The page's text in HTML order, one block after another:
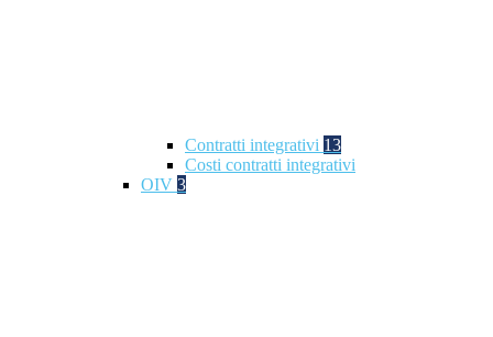
Contratti integrativi 13
Costi contratti integrativi
OIV 3